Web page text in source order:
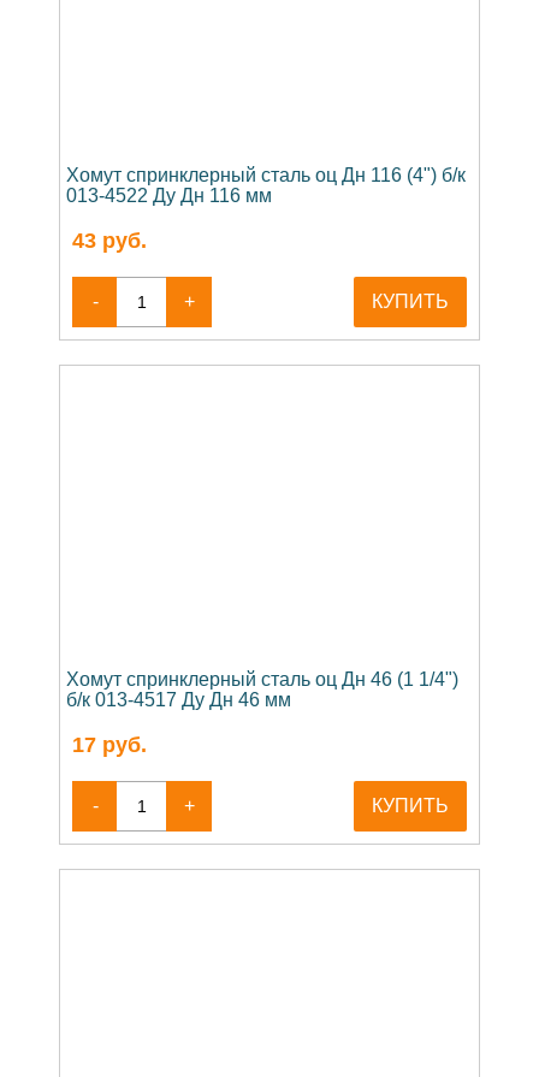
Хомут спринклерный сталь оц Дн 116 (4") б/к
013-4522 Ду Дн 116 мм
43 руб.
- + КУПИТЬ
Хомут спринклерный сталь оц Дн 46 (1 1/4")
б/к 013-4517 Ду Дн 46 мм
17 руб.
- + КУПИТЬ